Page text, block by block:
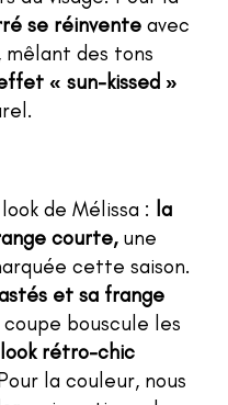
se réinvente avec
des tons
« sun-kissed »
de Mélissa : la
courte,une
cette saison.
et sa frange
bouscule les
look rétro-chic
la couleur, nous